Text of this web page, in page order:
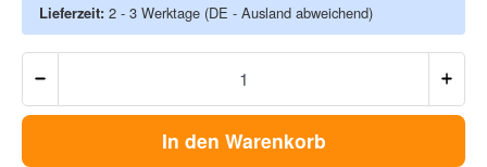
Lieferzeit: 2 - 3 Werktage (DE - Ausland abweichend)
In den Warenkorb